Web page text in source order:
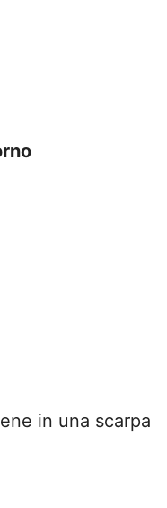
in una scarpa